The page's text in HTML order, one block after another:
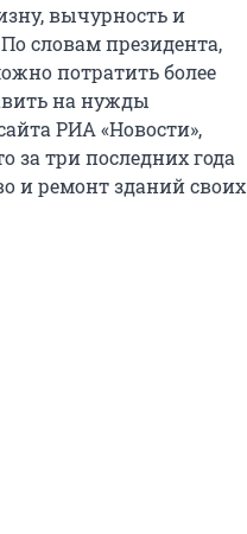
вычурность и
словам президента,
потратить более
на нужды
РИА «Новости»,
за три последних года
и ремонт зданий своих